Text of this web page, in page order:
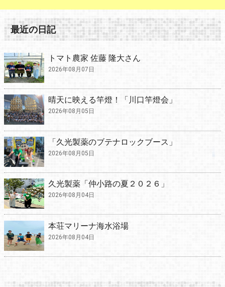
最近の日記
トマト農家 佐藤 隆大さん
2026年08月07日
晴天に映える竿燈！「川口竿燈会」
2026年08月05日
「久光製薬のブテナロックブース」
2026年08月05日
久光製薬「仲小路の夏２０２６」
2026年08月04日
本荘マリーナ海水浴場
2026年08月04日